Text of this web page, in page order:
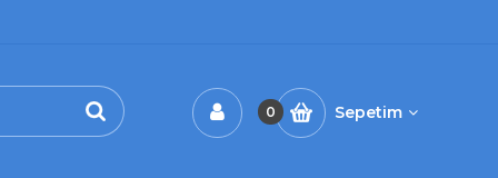
0 Sepetim